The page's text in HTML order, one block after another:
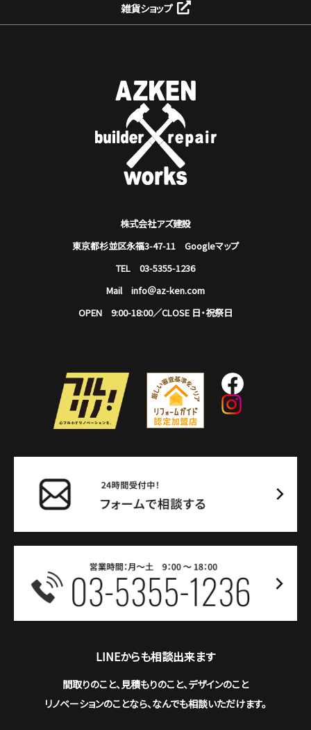
雑貨ショップ
株式会社アズ建設
東京都杉並区永福3-47-11 Googleマップ
TEL 03-5355-1236
Mail info＠az-ken.com
OPEN 9:00-18:00／CLOSE 日・祝祭日
LINEからも相談出来ます
間取りのこと、見積もりのこと、デザインのこと
リノベーションのことなら、なんでも相談いただけます。